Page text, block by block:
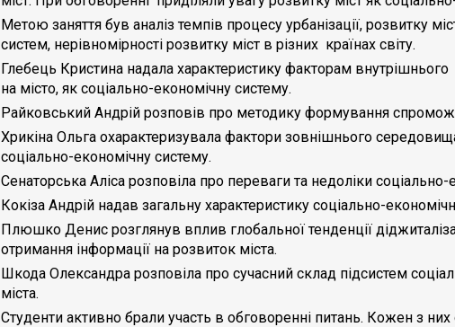
Метою заняття був аналіз темпів процесу урбанізації, розвитку
систем, нерівномірності розвитку міст в різних країнах світу.
Глебець Кристина надала характеристику факторам
на місто, як соціально-економічну систему.
Райковський Андрій розповів про методику формування
Хрикіна Ольга охарактеризувала фактори зовнішнього
соціально-економічну систему.
Сенаторська Аліса розповіла про переваги та недоліки
Кокіза Андрій надав загальну характеристику соціально-
Плюшко Денис розглянув вплив глобальної тенденції
отримання інформації на розвиток міста.
Шкода Олександра розповіла про сучасний склад підсистем
міста.
Студенти активно брали участь в обговоренні питань. Кожен з